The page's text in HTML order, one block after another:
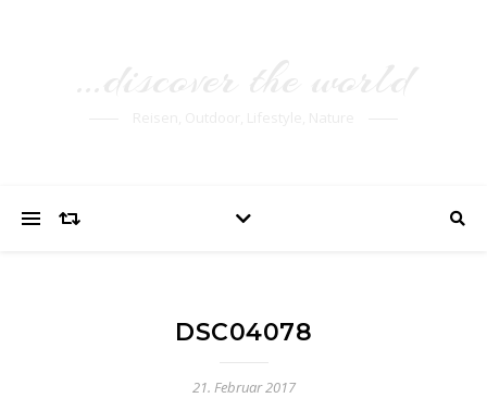
DSC04078
21. Februar 2017